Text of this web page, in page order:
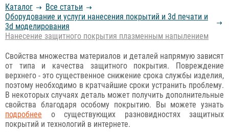
Каталог
Все статьи
Оборудование и услуги нанесения покрытий и 3d печати и
3d моделирования
Нанесение защитного покрытия плазменным напылением
Свойства множества материалов и деталей напрямую зависят
от типа и качества защитного покрытия. Повреждение
верхнего - это существенное снижение срока службы изделия,
поэтому необходимо в кратчайшие сроки устранить проблему.
В некоторых случаях деталь может получить дополнительные
свойства благодаря особому покрытию. Вы можете узнать
подробнее о существующих разновидностях защитных
покрытий и технологий в интернете.